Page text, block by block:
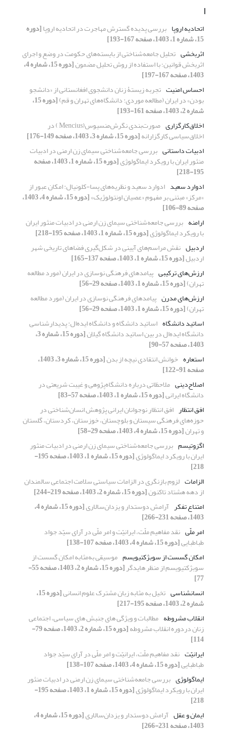
ا
اتحادیه اروپا بررسی پدیده گسترش مهاجرت در اتحادیه اروپا[دوره
15، شماره 1، 1403، صفحه 167-193]
اثربخشی تحلیل جامعه‌شناختی از بایسته‌های حکومت در وضع و اجرای
اثربخش قوانین؛ با استفاده از روش تحلیل مضمون [دوره 15، شماره 4،
1403، صفحه 167-197]
احساس امنیت تجربه زیستۀ زنان دانشجوی افغانستانی از «دانشجو
بودن» در ایران (مطالعه موردی: دانشگاه‌های تهران و قم) [دوره 15،
شماره 2، 1403، صفحه 161-193]
اخلاق‌کارگزاری
صورت‌بندی نگرش‌منسیوس(Mencius ) در
اخلاق‌سیاسی کارگزارانه[دوره 15، شماره 3، 1403، صفحه 149-176]
ادبیات داستانی بررسی جامعه‌شناختی سیمای زن ارمنی در ادبیات
منثور ایران با رویکرد ایماگولوژی [دوره 15، شماره 1، 1403، صفحه
195-218]
ادوارد سعید ادوارد سعید و نظریه‌های پسا-کلونیال: امکان عبور از
«مرکز» مبتنی بر مفهوم «عصیان اونتولوژیک» [دوره 15، شماره 4، 1403،
صفحه 89-106]
ارامنه بررسی جامعه‌شناختی سیمای زن ارمنی در ادبیات منثور ایران
با رویکرد ایماگولوژی[دوره 15، شماره 1، 1403، صفحه 195-218]
اردبیل نقش مراسم‌های آیینی در شکل‌گیری فضاهای تاریخی شهر
اردبیل[دوره 15، شماره 1، 1403، صفحه 137-165]
ارزش‌های ترکیبی پیامدهای فرهنگی نوسازی در ایران (مورد مطالعه
تهران)[دوره 15، شماره 1، 1403، صفحه 29-56]
ارزش‌های مدرن پیامدهای فرهنگی نوسازی در ایران (مورد مطالعه
تهران)[دوره 15، شماره 1، 1403، صفحه 29-56]
اساتید دانشگاه اساتید دانشگاه و دانشگاه ایده‌ال: پدیدارشناسی
دانشگاه ایده‌ال در بین اساتید دانشگاه گیلان [دوره 15، شماره 3،
1403، صفحه 57-90]
استعاره خوانش انتقادی نیچه از بدن [دوره 15، شماره 3، 1403،
صفحه 91-122]
اصلاح‌دینی ملاحظاتی درباره دانشگاه‌پژوهی و غیبت شریعتی در
دانشگاه ایرانی[دوره 15، شماره 1، 1403، صفحه 57-83]
افق انتظار افق انتظار نوجوانان ایرانی پژوهش انسان‌شناختی در
حوزه‌های فرهنگی سیستان و بلوچستان، خوزستان، کردستان، گلستان
و تهران[دوره 15، شماره 4، 1403، صفحه 29-58]
اگزوتیسم بررسی جامعه‌شناختی سیمای زن ارمنی در ادبیات منثور
ایران با رویکرد ایماگولوژی [دوره 15، شماره 1، 1403، صفحه 195-
218]
الزامات لزوم بازنگری در الزامات سیاستی سلامت اجتماعی سالمندان
از دهه هشتاد تاکنون[دوره 15، شماره 2، 1403، صفحه 219-244]
امتناع تفکر آرامش دوستدار و یزدان‌سالاری [دوره 15، شماره 4،
1403، صفحه 231-266]
امر ملّی نقد مفاهیم ملّت، ایرانیّت و امر ملّی در آرای سیّد جواد
طباطبایی[دوره 15، شماره 4، 1403، صفحه 107-138]
امکان گسست از سوبژکتیویسم موسیقی به‌مثابه امکان گسست از
سوبژکتیویسم از منظر هایدگر [دوره 15، شماره 2، 1403، صفحه 55-
77]
انسانشناسی تخیل به مثابه زبان مشترک علوم انسانی [دوره 15،
شماره 2، 1403، صفحه 195-217]
انقلاب مشروطه مطالبات و ویژگی های جنبش های سیاسی، اجتماعی
زنان دردوره انقلاب مشروطه [دوره 15، شماره 2، 1403، صفحه 79-
114]
ایرانیّت نقد مفاهیم ملّت، ایرانیّت و امر ملّی در آرای سیّد جواد
طباطبایی[دوره 15، شماره 4، 1403، صفحه 107-138]
ایماگولوژی بررسی جامعه‌شناختی سیمای زن ارمنی در ادبیات منثور
ایران با رویکرد ایماگولوژی [دوره 15، شماره 1، 1403، صفحه 195-
218]
ایمان و عقل آرامش دوستدار و یزدان‌سالاری [دوره 15، شماره 4،
1403، صفحه 231-266]